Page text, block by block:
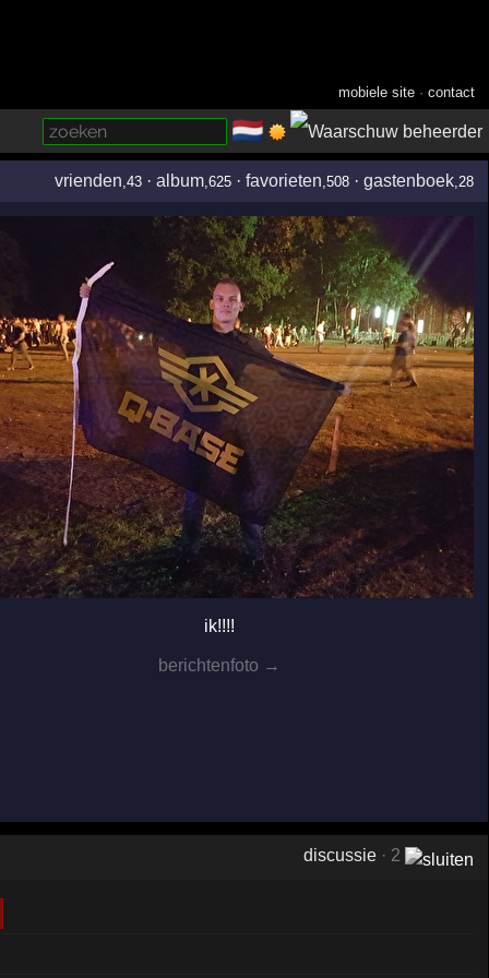
mobiele site ·contact
🇳🇱
vrienden ,43 ·album ,625 ·favorieten ,508 ·gastenboek ,28
ik!!!!
berichtenfoto →
discussie · 2